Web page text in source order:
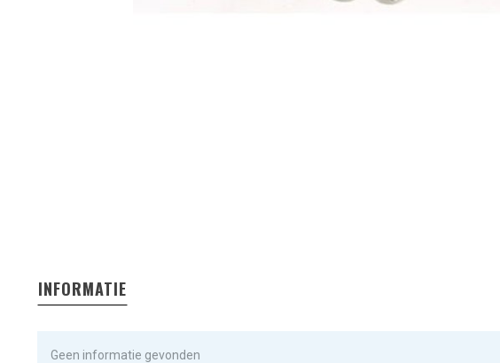
INFORMATIE
Geen informatie gevonden